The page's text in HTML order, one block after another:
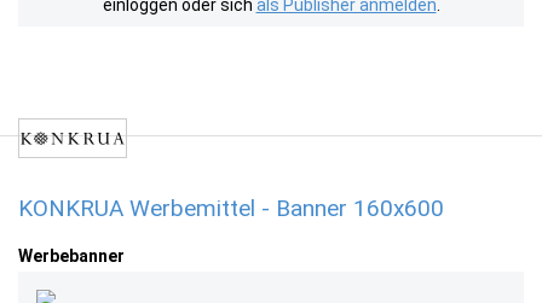
einloggen oder sich als Publisher anmelden
KONKRUA Werbemittel - Banner 160x600
Werbebanner